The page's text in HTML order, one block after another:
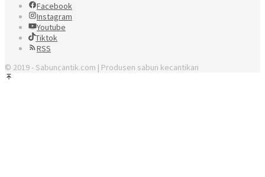
Facebook
Instagram
Youtube
Tiktok
RSS
© 2019 - Sabuncantik.com | Produsen sabun kecantikan